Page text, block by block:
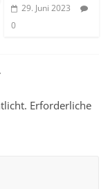
29. Juni 2023
0
Erforderliche